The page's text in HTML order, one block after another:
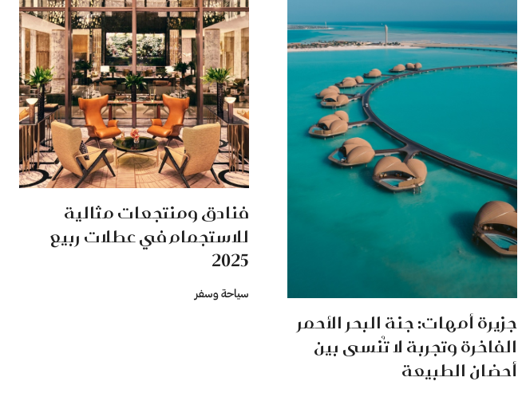
جزيرة أمهات: جنة البحر الأحمر
الفاخرة وتجربة لا تُنسى بين
أحضان الطبيعة
فنادق ومنتجعات مثالية
للاستجمام في عطلات ربيع
2025
سياحة وسفر